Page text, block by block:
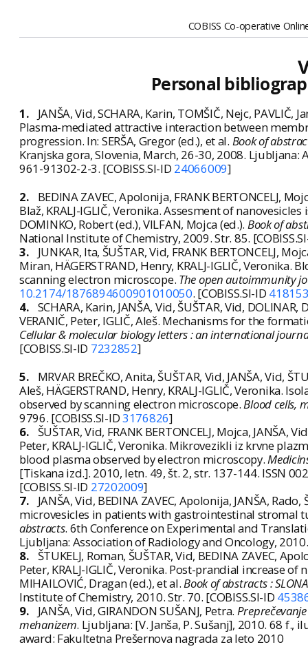
COBISS Co-operative
Personal
1.
JANŠA, Vid, SCHARA, Karin, TOMŠIČ, Nejc, PAVLIČ,
Plasma-mediated attractive interaction between
progression. In: SERŠA, Gregor (ed.), et al. Book of
Kranjska gora, Slovenia, March, 26-30, 2008.
961-91302-2-3. [COBISS.SI-ID 24066009]
2.
BEDINA ZAVEC, Apolonija, FRANK BERTONCELJ,
Blaž, KRALJ-IGLIČ, Veronika. Assesment of
DOMINKO, Robert (ed.), VILFAN, Mojca (ed.). Book of
National Institute of Chemistry, 2009. Str. 85.
3.
JUNKAR, Ita, ŠUŠTAR, Vid, FRANK BERTONCELJ,
Miran, HÄGERSTRAND, Henry, KRALJ-IGLIČ,
scanning electron microscope. The open autoimmunity
10.2174/1876894600901010050. [COBISS.SI-ID
4. SCHARA, Karin, JANŠA, Vid, ŠUŠTAR, Vid,
VERANIČ, Peter, IGLIČ, Aleš. Mechanisms for the
Cellular & molecular biology letters : an international
[COBISS.SI-ID 7232852]
5.
MRVAR BREČKO, Anita, ŠUŠTAR, Vid, JANŠA, Vid,
Aleš, HÄGERSTRAND, Henry, KRALJ-IGLIČ,
observed by scanning electron microscope.Blood cells,
9796. [COBISS.SI-ID3176826]
6. ŠUŠTAR, Vid, FRANK BERTONCELJ, Mojca, JANŠA,
Peter, KRALJ-IGLIČ, Veronika. Mikrovezikli iz krvne
blood plasma observed by electron microscopy.
[Tiskana izd.]. 2010, letn. 49, št. 2, str. 137-144. ISSN
[COBISS.SI-ID 27202009]
7.
JANŠA, Vid, BEDINA ZAVEC, Apolonija, JANŠA,
microvesicles in patients with gastrointestinal stromal
abstracts. 6th Conference on Experimental and
Ljubljana: Association of Radiology and Oncology,
8. ŠTUKELJ, Roman, ŠUŠTAR, Vid, BEDINA ZAVEC,
Peter, KRALJ-IGLIČ, Veronika. Post-prandial increase
MIHAILOVIĆ, Dragan (ed.), et al.Book of abstracts :
Institute of Chemistry, 2010. Str. 70. [COBISS.SI-ID
9.
JANŠA, Vid, GIRANDON SUŠANJ, Petra.
mehanizem. Ljubljana: [V. Janša, P. Sušanj], 2010. 68 f.,
award: Fakultetna Prešernova nagrada za leto 2010